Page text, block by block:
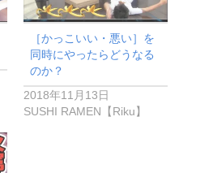
［かっこいい・悪い］を
同時にやったらどうなる
のか？
2018年11月13日
SUSHI RAMEN【Riku】